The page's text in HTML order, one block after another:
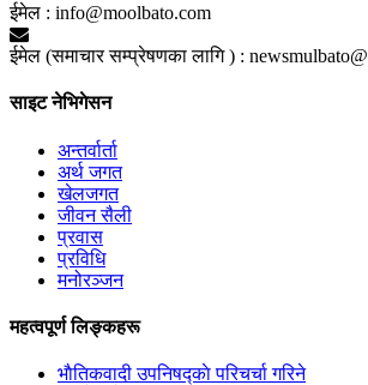
ईमेल : info@moolbato.com
ईमेल (समाचार सम्प्रेषणका लागि ) :
साइट नेभिगेसन
अन्तर्वार्ता
अर्थ जगत
खेलजगत
जीवन सैली
प्रवास
प्रविधि
मनोरञ्जन
महत्वपूर्ण लिङ्कहरू
भाैतिकवादी उपनिषद्काे परिचर्चा गरिने